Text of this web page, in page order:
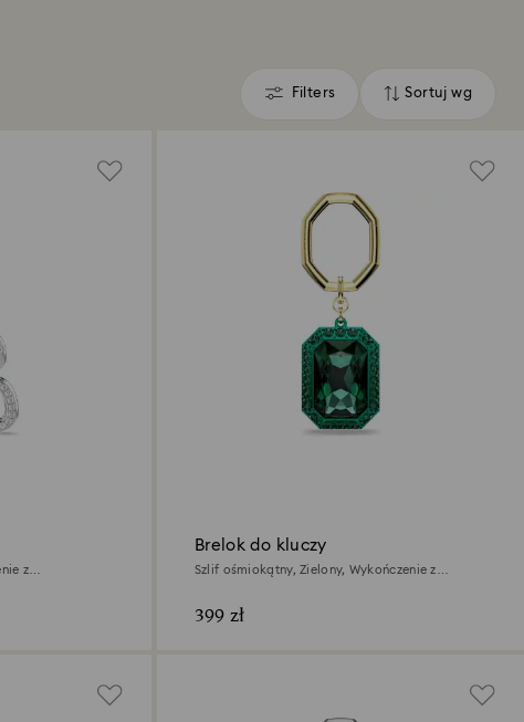
Filters
Filters Sortuj wg
Sortuj
z
Brelok do kluczy
Szlif ośmiokątny, Zielony, Wykończenie z
399 zł